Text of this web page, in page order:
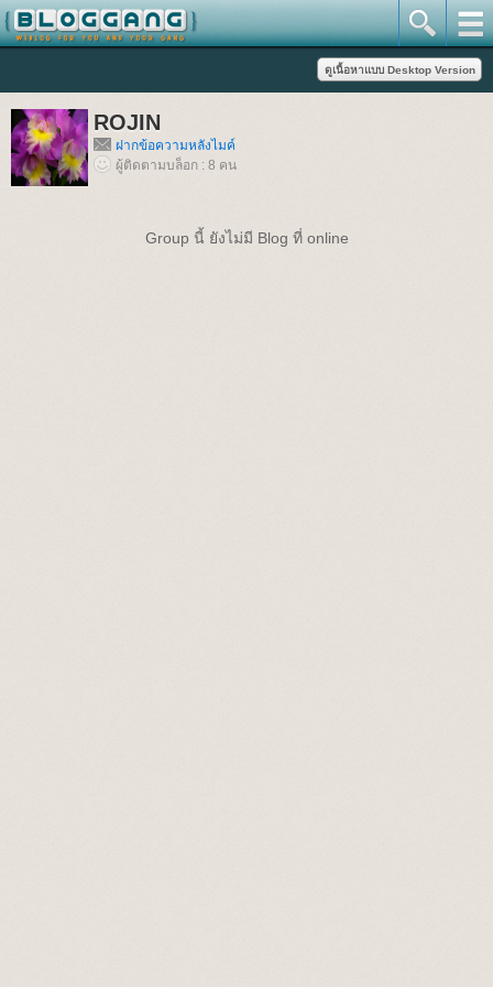
ROJIN
ฝากข้อความหลังไมค์
ผู้ติดตามบล็อก : 8 คน
Group นี้ ยังไม่มี Blog ที่ online